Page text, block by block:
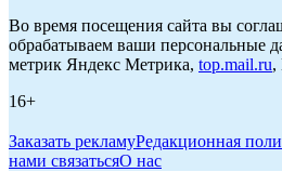
Во время посещения сайта вы
обрабатываем ваши персональные
метрик Яндекс Метрика, top.mail.ru,
16+
Заказать рекламуРедакционная
нами связатьсяО нас